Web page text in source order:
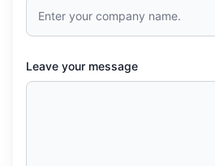
Leave your message